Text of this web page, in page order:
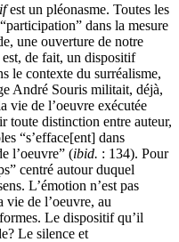
est un pléonasme. Toutes les
dans la mesure
une ouverture de notre
de fait, un dispositif
le contexte du surréalisme,
André Souris militait, déjà,
vie de l’oeuvre exécutée
toute distinction entre auteur,
“s’efface[ent] dans
l’oeuvre” (ibid. : 134). Pour
centré autour duquel
L’émotion n’est pas
vie de l’oeuvre, au
Le dispositif qu’il
Le silence et